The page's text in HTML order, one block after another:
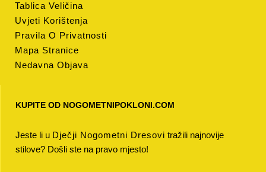
Tablica Veličina
Uvjeti Korištenja
Pravila O Privatnosti
Mapa Stranice
Nedavna Objava
KUPITE OD NOGOMETNIPOKLONI.COM
Jeste li u Dječji Nogometni Dresovi tražili najnovije
stilove? Došli ste na pravo mjesto!